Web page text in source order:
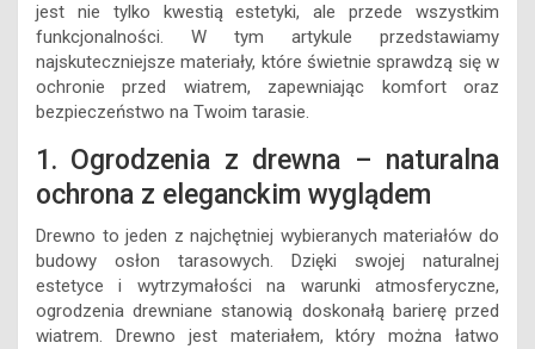
jest nie tylko kwestią estetyki, ale przede wszystkim
funkcjonalności. W tym artykule przedstawiamy
najskuteczniejsze materiały, które świetnie sprawdzą się w
ochronie przed wiatrem, zapewniając komfort oraz
bezpieczeństwo na Twoim tarasie.
1. Ogrodzenia z drewna – naturalna
ochrona z eleganckim wyglądem
Drewno to jeden z najchętniej wybieranych materiałów do
budowy osłon tarasowych. Dzięki swojej naturalnej
estetyce i wytrzymałości na warunki atmosferyczne,
ogrodzenia drewniane stanowią doskonałą barierę przed
wiatrem. Drewno jest materiałem, który można łatwo